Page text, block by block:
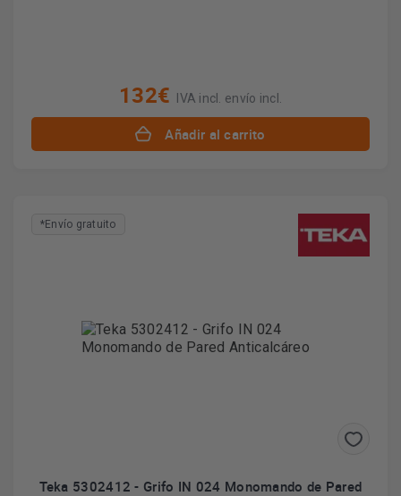
132€ IVA incl. envío incl.
Añadir al carrito
*Envío gratuito
Teka 5302412 - Grifo IN 024 Monomando de Pared